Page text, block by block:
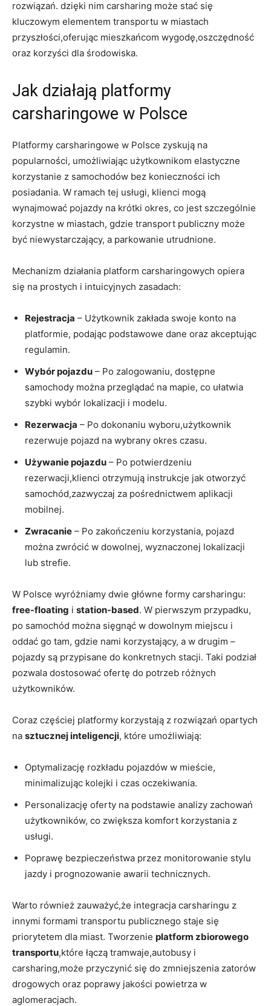
rozwiązań. dzięki nim carsharing może stać się
kluczowym elementem transportu w miastach
przyszłości,oferując mieszkańcom wygodę,oszczędność
oraz korzyści dla środowiska.
Jak działają platformy
carsharingowe w Polsce
Platformy carsharingowe w Polsce zyskują na
popularności, umożliwiając użytkownikom elastyczne
korzystanie z samochodów bez konieczności ich
posiadania. W ramach tej usługi, klienci mogą
wynajmować pojazdy na krótki okres, co jest szczególnie
korzystne w miastach, gdzie transport publiczny może
być niewystarczający, a parkowanie utrudnione.
Mechanizm działania platform carsharingowych opiera
się na prostych i intuicyjnych zasadach:
Rejestracja – Użytkownik zakłada swoje konto na
platformie, podając podstawowe dane oraz akceptując
regulamin.
Wybór pojazdu – Po zalogowaniu, dostępne
samochody można przeglądać na mapie, co ułatwia
szybki wybór lokalizacji i modelu.
Rezerwacja – Po dokonaniu wyboru,użytkownik
rezerwuje pojazd na wybrany okres czasu.
Używanie pojazdu – Po potwierdzeniu
rezerwacji,klienci otrzymują instrukcje jak otworzyć
samochód,zazwyczaj za pośrednictwem aplikacji
mobilnej.
Zwracanie – Po zakończeniu korzystania, pojazd
można zwrócić w dowolnej, wyznaczonej lokalizacji
lub strefie.
W Polsce wyróżniamy dwie główne formy carsharingu:
free-floating i station-based. W pierwszym przypadku,
po samochód można sięgnąć w dowolnym miejscu i
oddać go tam, gdzie nami korzystający, a w drugim –
pojazdy są przypisane do konkretnych stacji. Taki podział
pozwala dostosować ofertę do potrzeb różnych
użytkowników.
Coraz częściej platformy korzystają z rozwiązań opartych
na sztucznej inteligencji, które umożliwiają:
Optymalizację rozkładu pojazdów w mieście,
minimalizując kolejki i czas oczekiwania.
Personalizację oferty na podstawie analizy zachowań
użytkowników, co zwiększa komfort korzystania z
usługi.
Poprawę bezpieczeństwa przez monitorowanie stylu
jazdy i prognozowanie awarii technicznych.
Warto również zauważyć,że integracja carsharingu z
innymi formami transportu publicznego staje się
priorytetem dla miast. Tworzenie platform zbiorowego
transportu,które łączą tramwaje,autobusy i
carsharing,może przyczynić się do zmniejszenia zatorów
drogowych oraz poprawy jakości powietrza w
aglomeracjach.